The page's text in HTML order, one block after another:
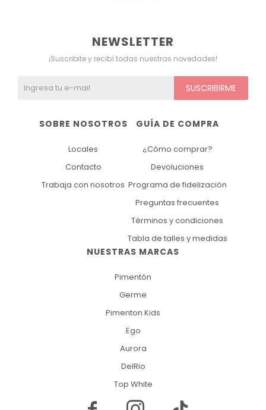
NUESTRAS MARCAS
Pimentón
Germe
Pimenton Kids
Ego
Aurora
DelRio
Top White
GUÍA DE COMPRA
¿Cómo comprar?
Devoluciones
Programa de fidelización
Preguntas frecuentes
Términos y condiciones
Tabla de talles y medidas
SOBRE NOSOTROS
Locales
Contacto
Trabaja con nosotros
NEWSLETTER
¡Suscribite y recibí todas nuestras novedades!
SUSCRIBIRME